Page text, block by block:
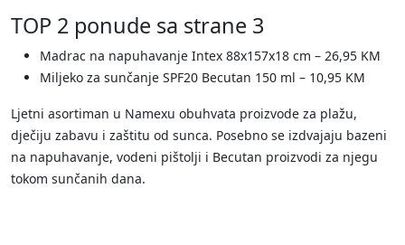
TOP 2 ponude sa strane 3
Madrac na napuhavanje Intex 88x157x18 cm – 26,95 KM
Miljeko za sunčanje SPF20 Becutan 150 ml – 10,95 KM
Ljetni asortiman u Namexu obuhvata proizvode za plažu,
dječiju zabavu i zaštitu od sunca. Posebno se izdvajaju bazeni
na napuhavanje, vodeni pištolji i Becutan proizvodi za njegu
tokom sunčanih dana.